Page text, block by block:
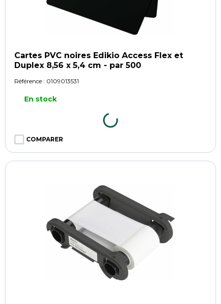
Cartes PVC noires Edikio Access Flex et
Duplex 8,56 x 5,4 cm - par 500
Référence : 0109013531
En stock
COMPARER